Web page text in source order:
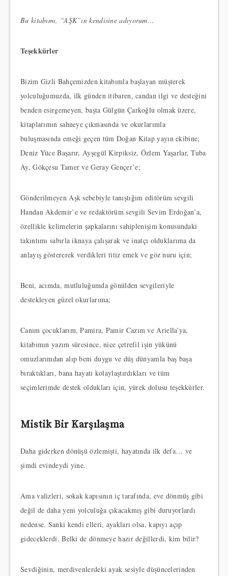
Bu kitabımı, “AŞK”ın kendisine adıyorum…
Teşekkürler
Bizim Gizli Bahçemizden kitabımla başlayan müşterek
yolculuğumuzda, ilk günden itibaren, candan ilgi ve desteğini
benden esirgemeyen, başta Gülgün Çarkoğlu olmak üzere,
kitaplarımın sahneye çıkmasında ve okurlarımla
buluşmasında emeği geçen tüm Doğan Kitap yayın ekibine;
Deniz Yüce Başarır, Ayşegül Kirpiksiz, Özlem Yaşarlar, Tuba
Ay, Gökçesu Tamer ve Geray Gençer’e;
Gönderilmeyen Aşk sebebiyle tanıştığım editörüm sevgili
Handan Akdemir’e ve redaktörüm sevgili Sevim Erdoğan’a,
özellikle kelimelerin şapkalarını sahiplenişim konusundaki
takıntımı sabırla iknaya çalışarak ve inatçı olduklarıma da
anlayış göstererek verdikleri titiz emek ve göz nuru için;
Beni, acımda, mutluluğumda gönülden sevgileriyle
destekleyen güzel okurlarıma;
Canım çocuklarım, Pamira, Pamir Cazım ve Ariella’ya,
kitabımın yazım süresince, nice çetrefil işin yükünü
omuzlarımdan alıp beni duygu ve düş dünyamla baş başa
bıraktıkları, bana hayatı kolaylaştırdıkları ve tüm
seçimlerimde destek oldukları için, yürek dolusu teşekkürler.
Mistik Bir Karşılaşma
Daha giderken dönüşü özlemişti, hayatında ilk defa… ve
şimdi evindeydi yine.
Ama valizleri, sokak kapısının iç tarafında, eve dönmüş gibi
değil de daha yeni yolculuğa çıkacakmış gibi duruyorlardı
nedense. Sanki kendi elleri, ayakları olsa, kapıyı açıp
gideceklerdi. Belki de dönmeye hazır değillerdi, kim bilir?
Sevdiğinin, merdivenlerdeki ayak sesiyle düşüncelerinden